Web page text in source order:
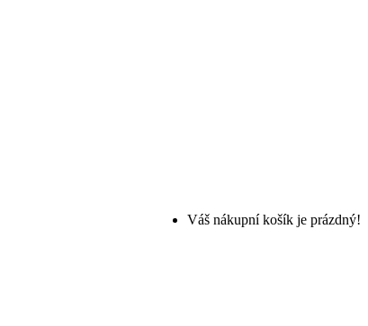
Váš nákupní košík je prázdný!